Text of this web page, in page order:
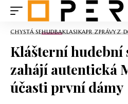
CHYSTÁ SEHUDBAKLASIKAPR ZPRÁVYZ
Klášterní hudební
zahájí autentická
účasti první dámy